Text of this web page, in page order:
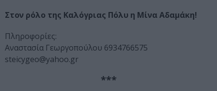
Στον ρόλο της Καλόγριας Πόλυ η Μίνα Αδαμάκη!
Πληροφορίες:
Αναστασία Γεωργοπούλου 6934766575
steicygeo@yahoo.gr
***